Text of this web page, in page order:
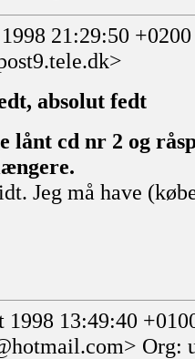
21:29:50
absolut fedt
lånt cd nr 2 og
Jeg må have
1998 13:49:40
Org: